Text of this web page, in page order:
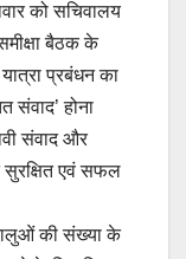
को सचिवालय
बैठक के
यात्रा प्रबंधन का
संवाद’ होना
संवाद और
एवं सफल
की संख्या के